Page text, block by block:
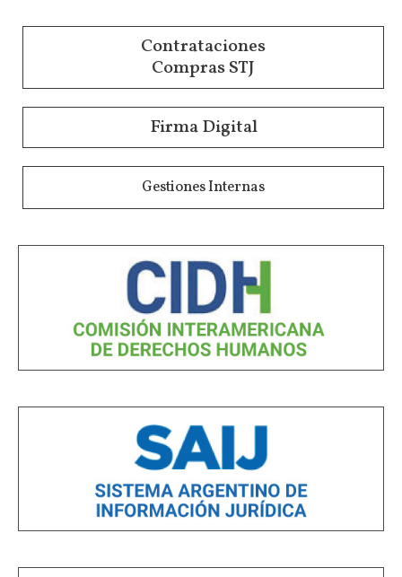
Contrataciones
Compras STJ
Firma Digital
Gestiones Internas